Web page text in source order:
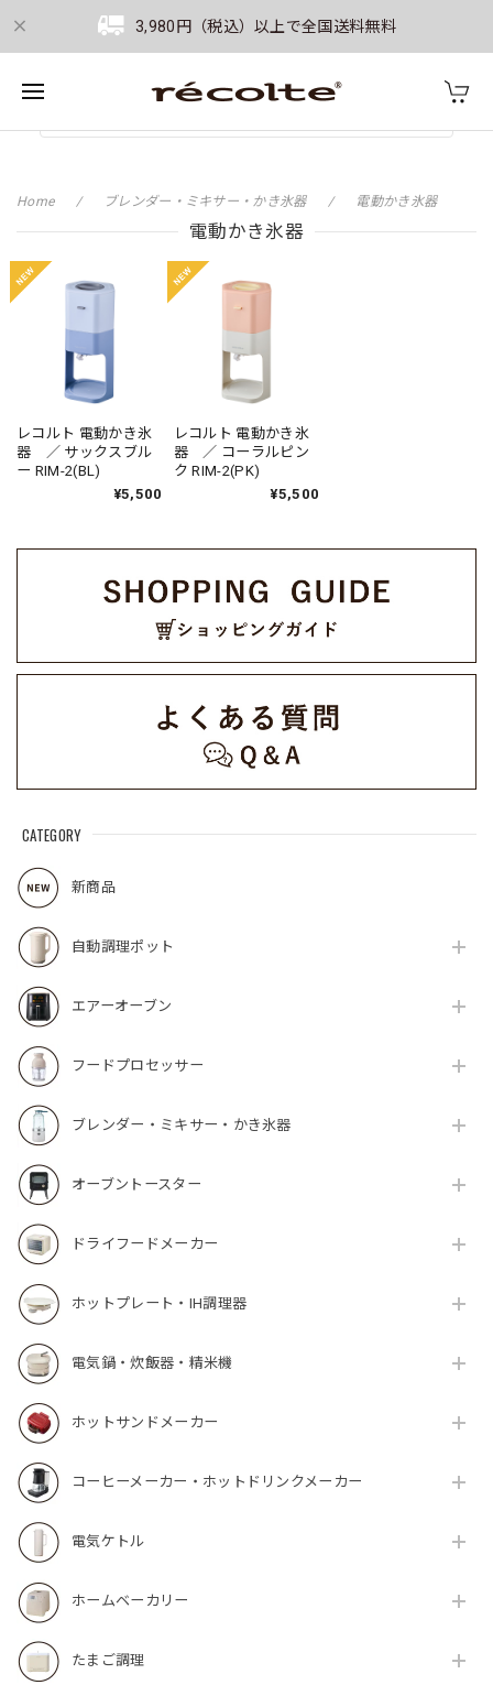
3,980円（税込）以上で全国送料無料
CATEGORY
新商品
自動調理ポット
エアーオーブン
フードプロセッサー
ブレンダー・ミキサー・かき氷器
オーブントースター
ドライフードメーカー
ホットプレート・IH調理器
電気鍋・炊飯器・精米機
ホットサンドメーカー
コーヒーメーカー・ホットドリンクメーカー
電気ケトル
ホームベーカリー
たまご調理
Home ブレンダー・ミキサー・かき氷器 電動かき氷器
電動かき氷器
レコルト 電動かき氷
器 ／ サックスブル
ー RIM-2(BL)
¥5,500
レコルト 電動かき氷
器 ／ コーラルピン
ク RIM-2(PK)
¥5,500